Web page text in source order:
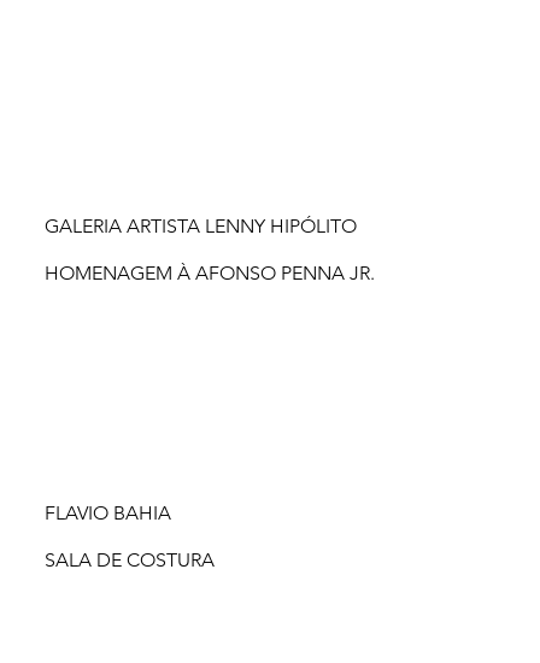
GALERIA ARTISTA LENNY HIPÓLITO
HOMENAGEM À AFONSO PENNA JR.
FLAVIO BAHIA
SALA DE COSTURA